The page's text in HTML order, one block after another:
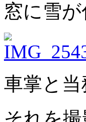
窓に雪
車掌と